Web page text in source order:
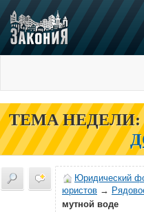
ТЕМА НЕДЕЛИ:
Юридический
юристов →
мутной воде